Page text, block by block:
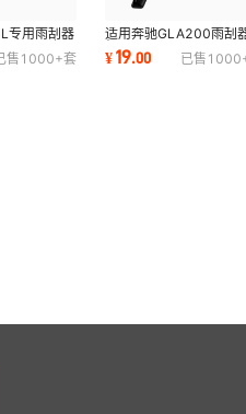
专用雨刮器
A8雨刷
片
售 1000+套
适用奔驰GLA200雨刮
级C200l ML350
C180GLK300雨刷
¥19.00 已售